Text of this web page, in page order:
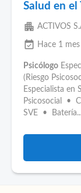
Salud en el
apartment ACTIVOS
event_available Hace 1 mes
Psicólogo
(Riesgo
Especialista en
Psicosocial •
SVE •